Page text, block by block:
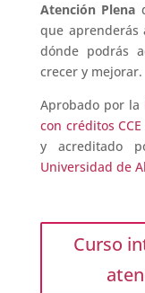
Atención Plena
que aprenderás
dónde podrás
crecer y mejorar.
Aprobado por la
con créditos CCE
y acreditado
Universidad de
Curso